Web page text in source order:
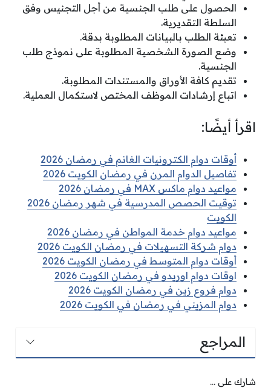
الحصول على طلب الجنسية من أجل التجنيس وفق
السلطة التقديرية.
تعبئة الطلب بالبيانات المطلوبة بدقة.
وضع الصورة الشخصية المطلوبة على نموذج طلب
الجنسية.
تقديم كافة الأوراق والمستندات المطلوبة.
اتباع إرشادات الموظف المختص لاستكمال العملية.
اقرأ أيضًا:
أوقات دوام الكترونيات الغانم في رمضان 2026
تفاصيل الدوام المرن في رمضان الكويت 2026
مواعيد دوام ماكس MAX في رمضان 2026
توقيت الحصص المدرسية في شهر رمضان 2026
الكويت
مواعيد دوام خدمة المواطن في رمضان 2026
دوام شركة التسهيلات في رمضان الكويت 2026
أوقات دوام المتوسط في رمضان الكويت 2026
اوقات دوام اوريدو في رمضان الكويت 2026
دوام فروع زين في رمضان الكويت 2026
دوام المزيني في رمضان في الكويت 2026
المراجع
شارك على ...